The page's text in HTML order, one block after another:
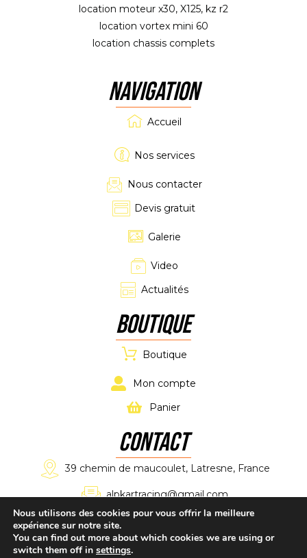
location moteur x30, X125, kz r2
location vortex mini 60
location chassis complets
NAVIGATION
Accueil
Nos services
Nous contacter
Devis gratuit
Galerie
Video
Actualités
Boutique
Boutique
Mon compte
Panier
CONTACT
39 chemin de maucoulet, Latresne, France
alpkartracing@gmail.com
Nous utilisons des cookies pour vous offrir la meilleure
expérience sur notre site.
You can find out more about which cookies we are using or
switch them off in settings.